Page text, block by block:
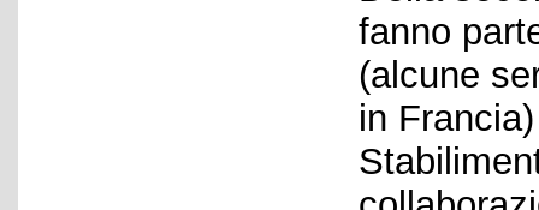
fanno
(alcune
in